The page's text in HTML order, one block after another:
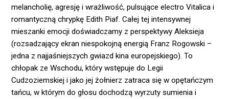
melancholię, agresję i wrażliwość, pulsujące electro Vitalica i
romantyczną chrypkę Edith Piaf. Całej tej intensywnej
mieszanki emocji doświadczamy z perspektywy Aleksieja
(rozsadzający ekran niespokojną energią Franz Rogowski –
jedna z najjaśniejszych gwiazd kina europejskiego). To
chłopak ze Wschodu, który wstępuje do Legii
Cudzoziemskiej i jako jej żołnierz zatraca się w opętańczym
tańcu, w którym do głosu dochodzą wyrzuty sumienia i